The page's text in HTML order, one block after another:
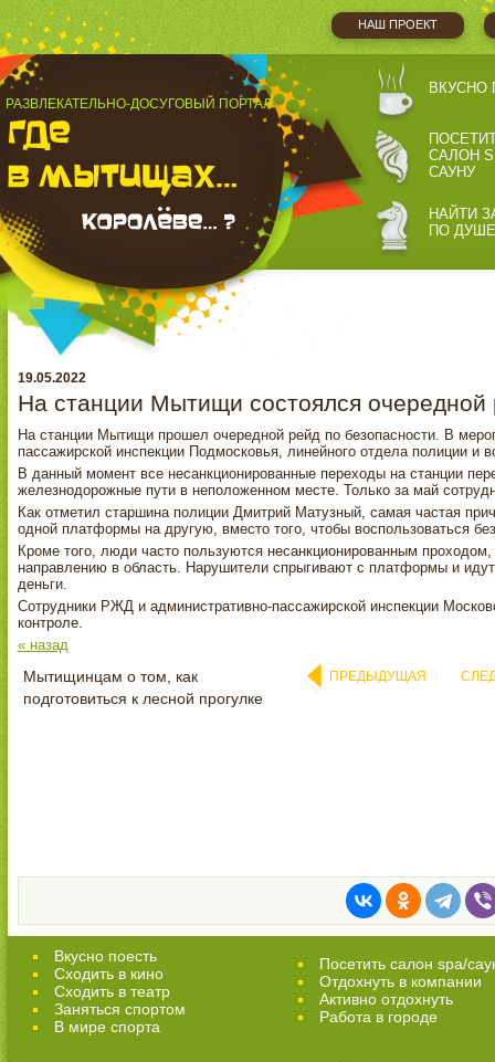
НАШ ПРОЕКТ
РАЗВЛЕКАТЕЛЬНО-ДОСУГОВЫЙ ПОРТАЛ
ВКУСНО
САЛОН
САУНУ
НАЙТИ
ПО ДУШЕ
19.05.2022
На станции Мытищи состоялся очередной
На станции Мытищи прошел очередной рейд по безопасности. В
пассажирской инспекции Подмосковья, линейного отдела полиции и
В данный момент все несанкционированные переходы на станции
железнодорожные пути в неположенном месте. Только за май
Как отметил старшина полиции Дмитрий Матузный, самая частая
одной платформы на другую, вместо того, чтобы воспользоваться
Кроме того, люди часто пользуются несанкционированным
направлению в область. Нарушители спрыгивают с платформы и
деньги.
Сотрудники РЖД и административно-пассажирской инспекции
контроле.
« назад
Мытищинцам о том, как
подготовиться к лесной прогулке
ПРЕДЫДУЩАЯ
Вкусно поесть
Сходить в кино
Cходить в театр
Заняться спортом
В мире спорта
Посетить салон spa/
Отдохнуть в компании
Активно отдохнуть
Работа в городе